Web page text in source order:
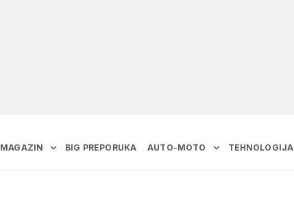
MAGAZIN BIG PREPORUKA AUTO-MOTO TEHNOLOGIJA